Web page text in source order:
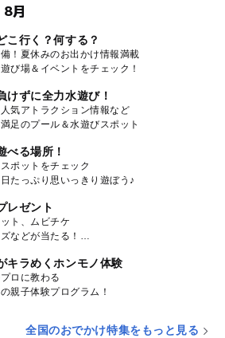
月
こ行く？何する？
！夏休みのお出かけ情報満載
び場＆イベントをチェック！
けずに全力水遊び！
気アトラクション情報など
足のプール＆水遊びスポット
べる場所！
ポットをチェック
たっぷり思いっきり遊ぼう♪
レゼント
ト、ムビチケ
などが当たる！
キラめくホンモノ体験
ロに教わる
親子体験プログラム！
全国のおでかけ特集をもっと見る